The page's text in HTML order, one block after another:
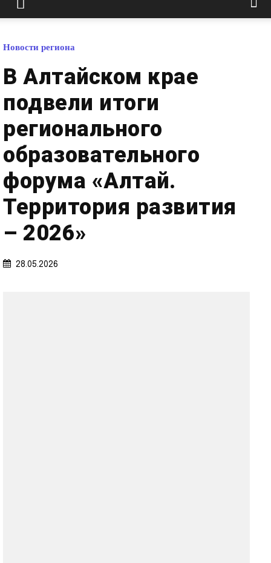
Новости региона
В Алтайском крае
подвели итоги
регионального
образовательного
форума «Алтай.
Территория развития
– 2026»
28.05.2026